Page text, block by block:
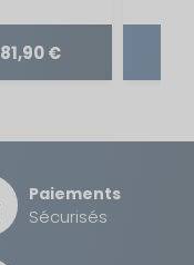
personnalisation
principale, une
arrière.
€
Paiements
Sécurisés